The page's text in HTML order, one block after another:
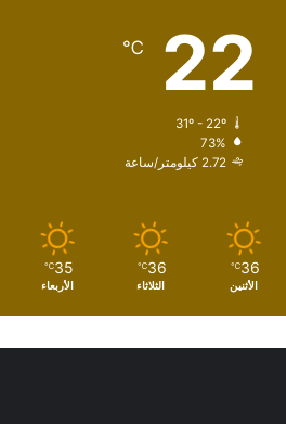
22
℃
31º - 22º
73%
2.72 كيلومتر/ساعة
36
℃
الأثنين
36
℃
الثلاثاء
35
℃
الأربعاء